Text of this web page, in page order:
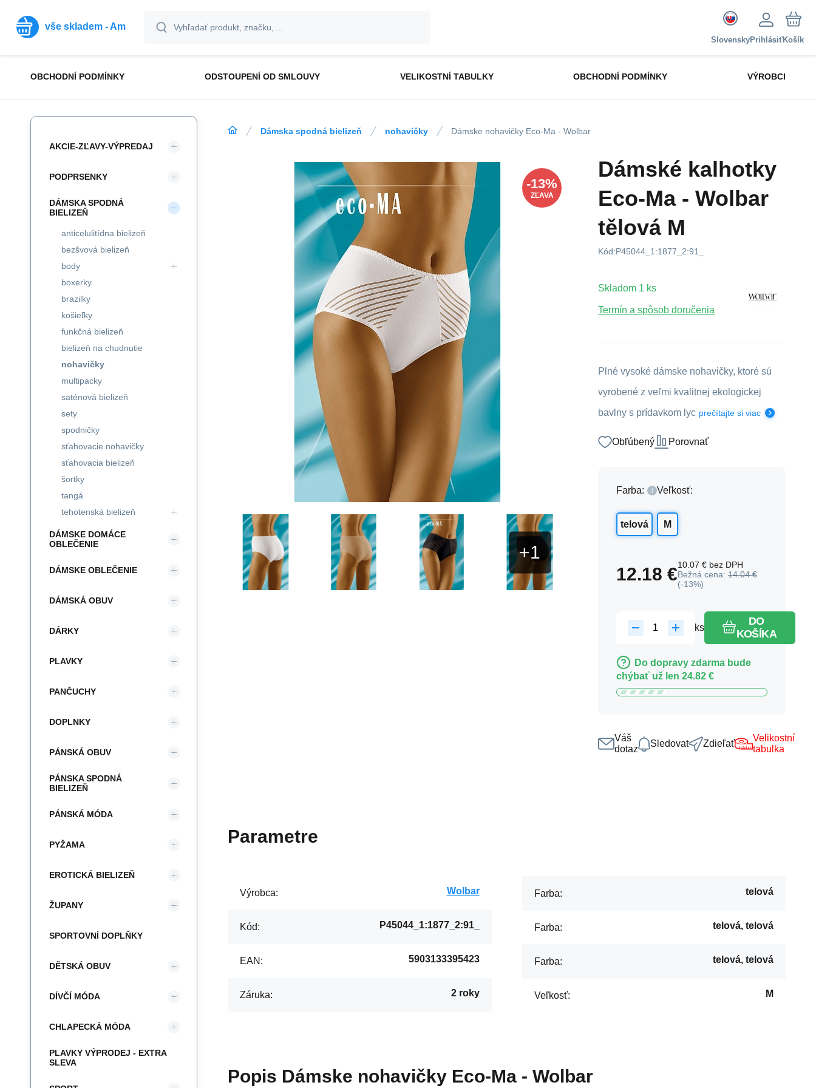
vše skladem - Am
SlovenskyPrihlásiťKošík
OBCHODNÍ PODMÍNKY ODSTOUPENÍ OD SMLOUVY VELIKOSTNÍ TABULKY OBCHODNÍ PODMÍNKY VÝROBCI
Dámska spodná bielizeň nohavičky Dámske nohavičky Eco-Ma - Wolbar
-13%
ZĽAVA
Dámské kalhotky
Eco-Ma - Wolbar
tělová M
Kód:P45044_1:1877_2:91_
Skladom 1 ks
Termín a spôsob doručenia
Plné vysoké dámske nohavičky, ktoré sú
vyrobené z veľmi kvalitnej ekologickej
bavlny s prídavkom lyc prečítajte si viac
Obľúbený Porovnať
Farba:
telová
Veľkosť:
M
12.18 €10.07 € bez DPH
Bežná cena: 14.04 €
(-13%)
ks
DO
KOŠÍKA
Do dopravy zdarma bude
chýbať už len 24.82 €
Váš
dotaz
Sledovat Zdieľať
Velikostní
tabulka
Parametre
Výrobca: Wolbar
Kód: P45044_1:1877_2:91_
EAN: 5903133395423
Záruka: 2 roky
Farba: telová
Farba: telová, telová
Farba: telová, telová
Veľkosť: M
Popis Dámske nohavičky Eco-Ma - Wolbar
AKCIE-ZĽAVY-VÝPREDAJ
PODPRSENKY
DÁMSKA SPODNÁ
BIELIZEŇ
anticelulitídna bielizeň
bezšvová bielizeň
body
boxerky
brazilky
košieľky
funkčná bielizeň
bielizeň na chudnutie
nohavičky
multipacky
saténová bielizeň
sety
spodničky
sťahovacie nohavičky
sťahovacia bielizeň
šortky
tangá
tehotenská bielizeň
DÁMSKE DOMÁCE
OBLEČENIE
DÁMSKE OBLEČENIE
DÁMSKÁ OBUV
DÁRKY
PLAVKY
PANČUCHY
DOPLNKY
PÁNSKÁ OBUV
PÁNSKA SPODNÁ
BIELIZEŇ
PÁNSKÁ MÓDA
PYŽAMA
EROTICKÁ BIELIZEŇ
ŽUPANY
SPORTOVNÍ DOPLŇKY
DĚTSKÁ OBUV
DÍVČÍ MÓDA
CHLAPECKÁ MÓDA
PLAVKY VÝPRODEJ - EXTRA
SLEVA